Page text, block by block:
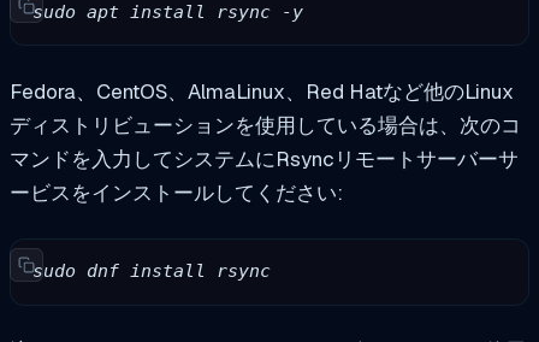
sudo apt install rsync -y
Fedora、CentOS、AlmaLinux、Red Hatなど他のLinux
ディストリビューションを使用している場合は、次のコ
マンドを入力してシステムにRsyncリモートサーバーサ
ービスをインストールしてください:
sudo dnf install rsync